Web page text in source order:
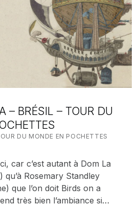
– BRÉSIL – TOUR DU
BY:
IN: DU MONDE EN POCHETTES
car c’est autant à Dom La
qu’à Rosemary Standley
que l’on doit Birds on a
très bien l’ambiance si…